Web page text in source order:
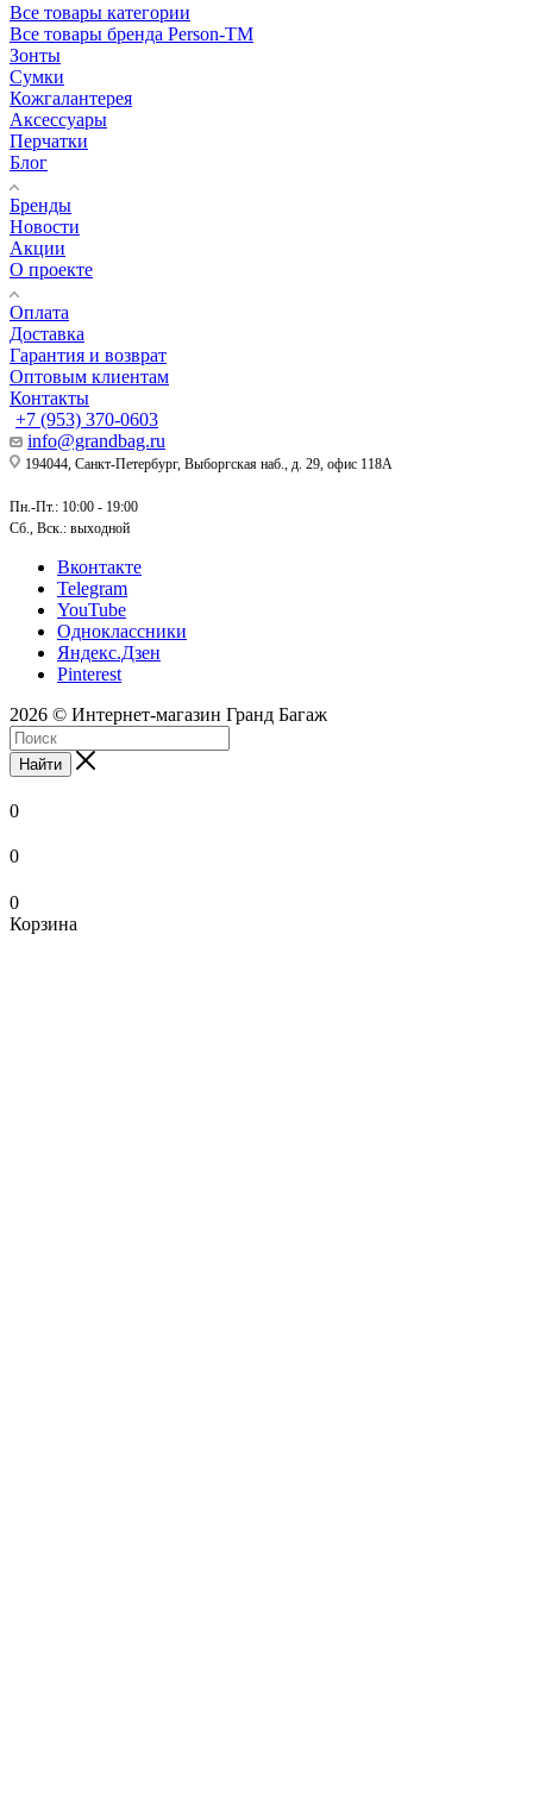
Все товары категории
Все товары бренда Person-TM
Зонты
Сумки
Кожгалантерея
Аксессуары
Перчатки
Блог
Бренды
Новости
Акции
О проекте
Оплата
Доставка
Гарантия и возврат
Оптовым клиентам
Контакты
+7 (953) 370-0603
info@grandbag.ru
194044, Санкт-Петербург, Выборгская наб., д. 29, офис 118А
Пн.-Пт.: 10:00 - 19:00
Сб., Вск.: выходной
Вконтакте
Telegram
YouTube
Одноклассники
Яндекс.Дзен
Pinterest
2026 © Интернет-магазин Гранд Багаж
Найти
0
0
0
Корзина